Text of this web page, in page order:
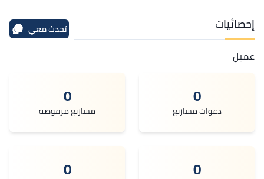
إحصائيات تحدث معي
عميل
0
دعوات مشاريع
0
مشاريع مرفوضة
0
0